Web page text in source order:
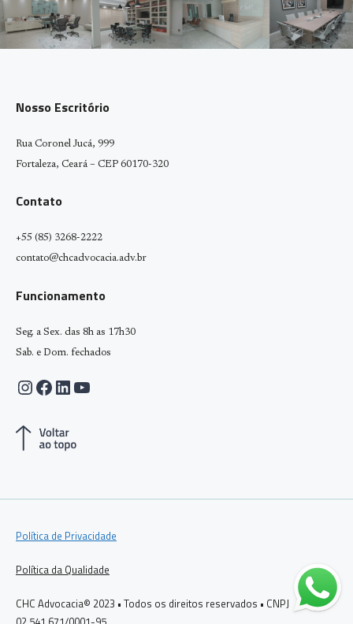
Nosso Escritório
Rua Coronel Jucá, 999
Fortaleza, Ceará – CEP 60170-320
Contato
+55 (85) 3268-2222
contato@chcadvocacia.adv.br
Funcionamento
Seg. a Sex. das 8h as 17h30
Sab. e Dom. fechados
Instagram
Facebook
LinkedIn
Youtube
Política de Privacidade
Política da Qualidade
CHC Advocacia© 2023 • Todos os direitos reservados • CNPJ